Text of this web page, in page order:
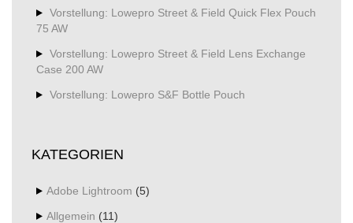
Vorstellung: Lowepro Street & Field Quick Flex Pouch
75 AW
Vorstellung: Lowepro Street & Field Lens Exchange
Case 200 AW
Vorstellung: Lowepro S&F Bottle Pouch
KATEGORIEN
Adobe Lightroom (5)
Allgemein (11)